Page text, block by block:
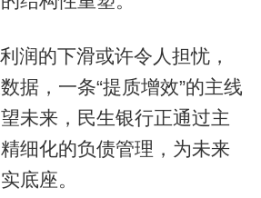
润的下滑或许令人担忧，
据，一条“提质增效”的主线
未来，民生银行正通过主
细化的负债管理，为未来
底座。